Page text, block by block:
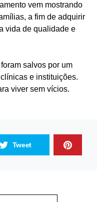
vem mostrando
a fim de adquirir
vida de qualidade e
salvos por um
e instituições.
viver sem vícios.
Tweet